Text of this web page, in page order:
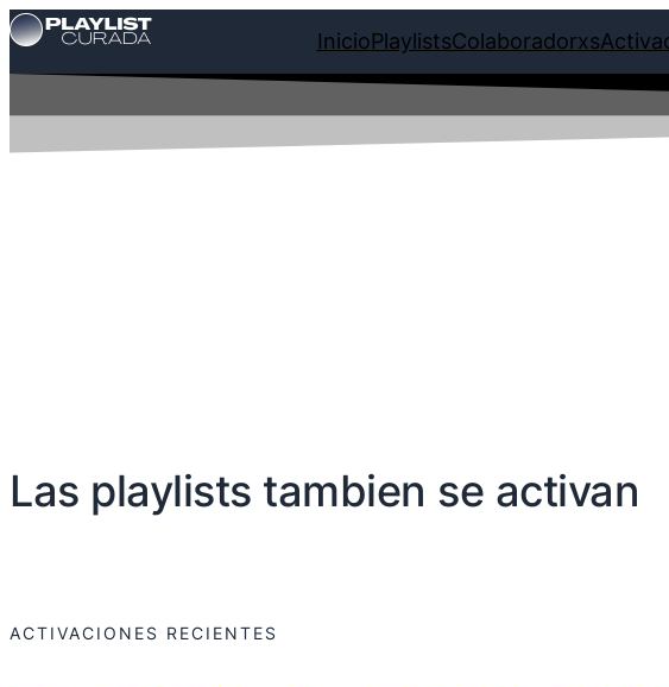
InicioPlaylistsColaboradorxs
Las playlists tambien se activan
ACTIVACIONES RECIENTES